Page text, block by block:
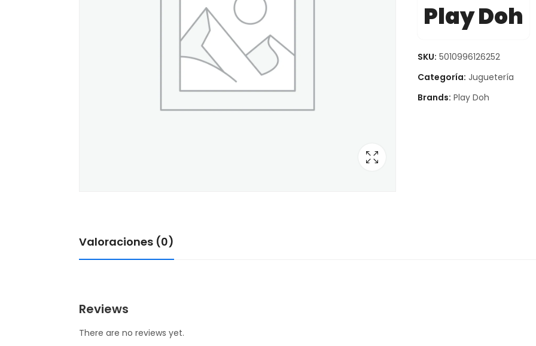
Play Doh
SKU: 5010996126252
Categoría: Juguetería
Brands: Play Doh
Valoraciones (0)
Reviews
There are no reviews yet.